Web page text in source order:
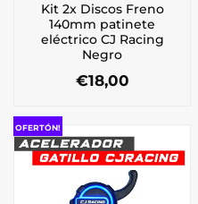
Kit 2x Discos Freno
140mm patinete
eléctrico CJ Racing
Negro
€18,00
OFERTÓN!